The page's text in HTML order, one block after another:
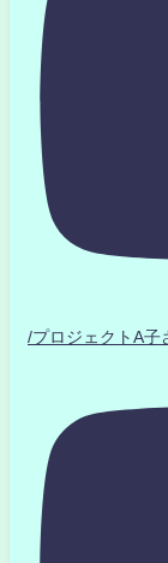
/プロジェクトA